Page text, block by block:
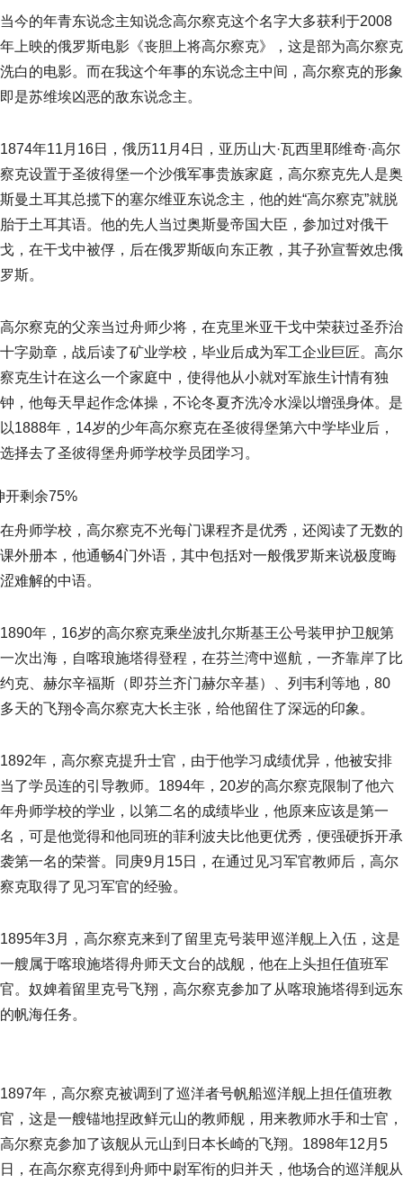
当今的年青东说念主知说念高尔察克这个名字大多获利于2008
年上映的俄罗斯电影《丧胆上将高尔察克》，这是部为高尔察克
洗白的电影。而在我这个年事的东说念主中间，高尔察克的形象
即是苏维埃凶恶的敌东说念主。
1874年11月16日，俄历11月4日，亚历山大·瓦西里耶维奇·高尔
察克设置于圣彼得堡一个沙俄军事贵族家庭，高尔察克先人是奥
斯曼土耳其总揽下的塞尔维亚东说念主，他的姓“高尔察克”就脱
胎于土耳其语。他的先人当过奥斯曼帝国大臣，参加过对俄干
戈，在干戈中被俘，后在俄罗斯皈向东正教，其子孙宣誓效忠俄
罗斯。
高尔察克的父亲当过舟师少将，在克里米亚干戈中荣获过圣乔治
十字勋章，战后读了矿业学校，毕业后成为军工企业巨匠。高尔
察克生计在这么一个家庭中，使得他从小就对军旅生计情有独
钟，他每天早起作念体操，不论冬夏齐洗冷水澡以增强身体。是
以1888年，14岁的少年高尔察克在圣彼得堡第六中学毕业后，
选择去了圣彼得堡舟师学校学员团学习。
开剩余75%
在舟师学校，高尔察克不光每门课程齐是优秀，还阅读了无数的
课外册本，他通畅4门外语，其中包括对一般俄罗斯来说极度晦
涩难解的中语。
1890年，16岁的高尔察克乘坐波扎尔斯基王公号装甲护卫舰第
一次出海，自喀琅施塔得登程，在芬兰湾中巡航，一齐靠岸了比
约克、赫尔辛福斯（即芬兰齐门赫尔辛基）、列韦利等地，80
多天的飞翔令高尔察克大长主张，给他留住了深远的印象。
1892年，高尔察克提升士官，由于他学习成绩优异，他被安排
当了学员连的引导教师。1894年，20岁的高尔察克限制了他六
年舟师学校的学业，以第二名的成绩毕业，他原来应该是第一
名，可是他觉得和他同班的菲利波夫比他更优秀，便强硬拆开承
袭第一名的荣誉。同庚9月15日，在通过见习军官教师后，高尔
察克取得了见习军官的经验。
1895年3月，高尔察克来到了留里克号装甲巡洋舰上入伍，这是
一艘属于喀琅施塔得舟师天文台的战舰，他在上头担任值班军
官。奴婢着留里克号飞翔，高尔察克参加了从喀琅施塔得到远东
的帆海任务。
1897年，高尔察克被调到了巡洋者号帆船巡洋舰上担任值班教
官，这是一艘锚地捏政鲜元山的教师舰，用来教师水手和士官，
高尔察克参加了该舰从元山到日本长崎的飞翔。1898年12月5
日，在高尔察克得到舟师中尉军衔的归并天，他场合的巡洋舰从